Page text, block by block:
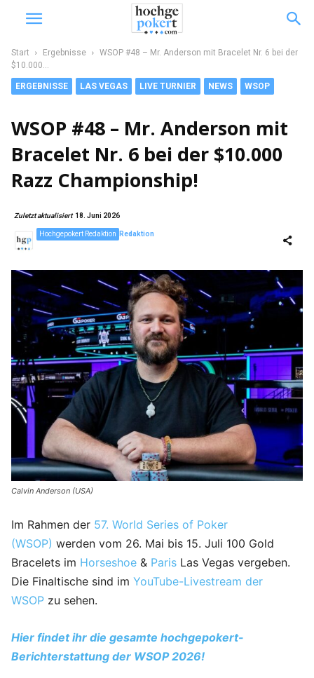
Start Ergebnisse
WSOP #48 – Mr. Anderson mit Bracelet Nr. 6 bei der
$10.000...
ERGEBNISSE LAS VEGAS LIVE TURNIER NEWS WSOP
WSOP #48 – Mr. Anderson mit
Bracelet Nr. 6 bei der $10.000
Razz Championship!
Zuletzt aktualisiert 18. Juni 2026
Redaktion
Hochgepokert Redaktion
Calvin Anderson (USA)
Im Rahmen der 57. World Series of Poker
(WSOP) werden vom 26. Mai bis 15. Juli 100 Gold
Bracelets im Horseshoe & Paris Las Vegas vergeben.
Die Finaltische sind im YouTube-Livestream der
WSOP zu sehen.
Hier findet ihr die gesamte hochgepokert-
Berichterstattung der WSOP 2026!